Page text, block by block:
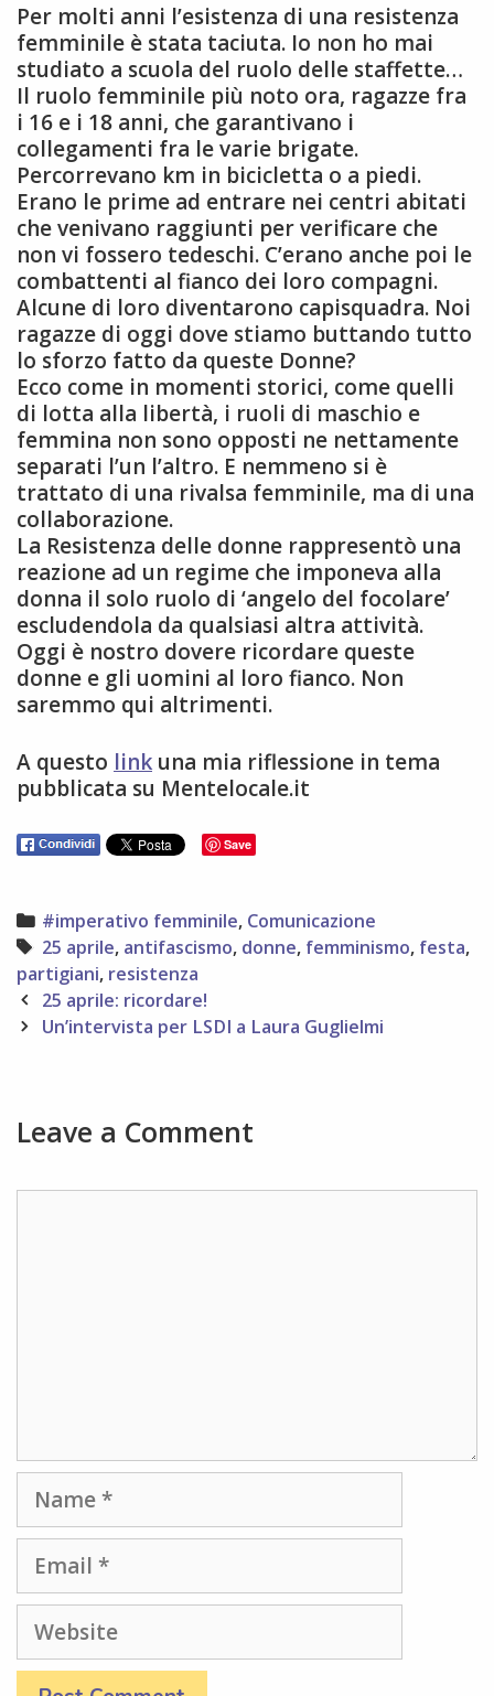
Per molti anni l’esistenza di una resistenza
femminile è stata taciuta. Io non ho mai
studiato a scuola del ruolo delle staffette…
Il ruolo femminile più noto ora, ragazze fra
i 16 e i 18 anni, che garantivano i
collegamenti fra le varie brigate.
Percorrevano km in bicicletta o a piedi.
Erano le prime ad entrare nei centri abitati
che venivano raggiunti per verificare che
non vi fossero tedeschi. C’erano anche poi le
combattenti al fianco dei loro compagni.
Alcune di loro diventarono capisquadra. Noi
ragazze di oggi dove stiamo buttando tutto
lo sforzo fatto da queste Donne?
Ecco come in momenti storici, come quelli
di lotta alla libertà, i ruoli di maschio e
femmina non sono opposti ne nettamente
separati l’un l’altro. E nemmeno si è
trattato di una rivalsa femminile, ma di una
collaborazione.
La Resistenza delle donne rappresentò una
reazione ad un regime che imponeva alla
donna il solo ruolo di ‘angelo del focolare’
escludendola da qualsiasi altra attività.
Oggi è nostro dovere ricordare queste
donne e gli uomini al loro fianco. Non
saremmo qui altrimenti.
A questo link una mia riflessione in tema
pubblicata su Mentelocale.it
Save
Categories
#imperativo femminile, Comunicazione
Tags
25 aprile, antifascismo, donne, femminismo, festa,
partigiani, resistenza
Post
navigation
25 aprile: ricordare!
Un’intervista per LSDI a Laura Guglielmi
Leave a Comment
Name
Email
Website